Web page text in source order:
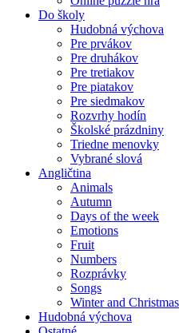
Do školy
Hudobná výchova
Pre prvákov
Pre druhákov
Pre tretiakov
Pre piatakov
Pre siedmakov
Rozvrhy hodín
Školské prázdniny
Triedne menovky
Vybrané slová
Angličtina
Animals
Autumn
Days of the week
Emotions
Fruit
Numbers
Rozprávky
Songs
Winter and Christmas
Hudobná výchova